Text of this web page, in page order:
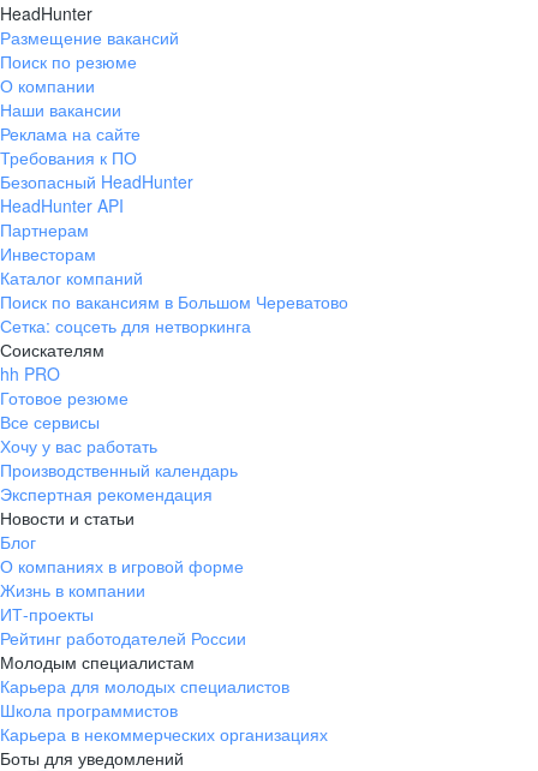
HeadHunter
Размещение вакансий
Поиск по резюме
О компании
Наши вакансии
Реклама на сайте
Требования к ПО
Безопасный HeadHunter
HeadHunter API
Партнерам
Инвесторам
Каталог компаний
Поиск по вакансиям в Большом Череватово
Сетка: соцсеть для нетворкинга
Соискателям
hh PRO
Готовое резюме
Все сервисы
Хочу у вас работать
Производственный календарь
Экспертная рекомендация
Новости и статьи
Блог
О компаниях в игровой форме
Жизнь в компании
ИТ-проекты
Рейтинг работодателей России
Молодым специалистам
Карьера для молодых специалистов
Школа программистов
Карьера в некоммерческих организациях
Боты для уведомлений